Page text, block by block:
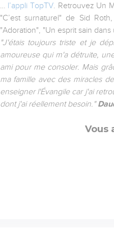
l’appli TopTV. Retrouvez Un
"C’est surnaturel" de Sid
"Adoration", "Un esprit sain dans
"J'étais toujours triste et je
amoureuse qui m'a détruite,
ami pour me consoler. Mais
ma famille avec des miracles
enseigner l'Évangile car j'ai
dont j'ai réellement besoin."
Vous